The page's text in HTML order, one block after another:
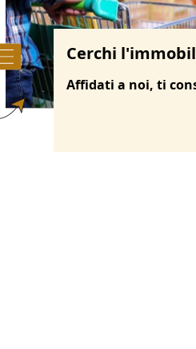
Cerchi
Affidati a noi, ti